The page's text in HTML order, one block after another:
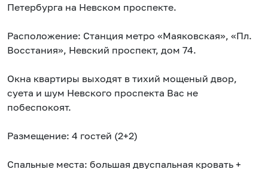
Петербурга на Невском проспекте.
Расположение: Станция метро «Маяковская», «Пл.
Восстания», Невский проспект, дом 74.
Окна квартиры выходят в тихий мощеный двор,
суета и шум Невского проспекта Вас не
побеспокоят.
Размещение: 4 гостей (2+2)
Спальные места: большая двуспальная кровать +